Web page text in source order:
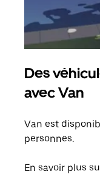
Des
avec Van
Van est
personnes.
En savoir plus